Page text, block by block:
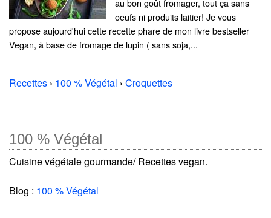
oeufs ni produits laitier! Je vous
propose aujourd'hui cette recette phare de mon livre bestseller
Vegan, à base de fromage de lupin ( sans soja,...
Recettes › 100 % Végétal › Croquettes
100 % Végétal
Cuisine végétale gourmande/ Recettes vegan.
Blog : 100 % Végétal